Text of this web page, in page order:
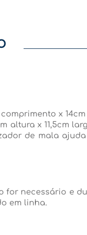
x
altura x 11,5cm
de mala
necessário e
em linha.